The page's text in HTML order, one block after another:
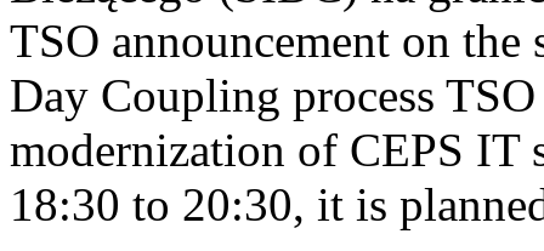
TSO announcement on
Day Coupling process
modernization of CEPS IT
18:30 to 20:30, it is